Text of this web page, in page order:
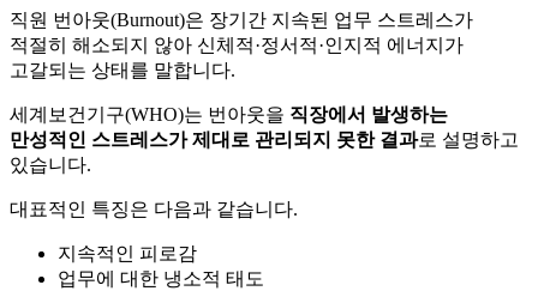
직원 번아웃(Burnout)은 장기간 지속된 업무 스트레스가
적절히 해소되지 않아 신체적·정서적·인지적 에너지가
고갈되는 상태를 말합니다.
세계보건기구(WHO)는 번아웃을 직장에서 발생하는
만성적인 스트레스가 제대로 관리되지 못한 결과로 설명하고
있습니다.
대표적인 특징은 다음과 같습니다.
지속적인 피로감
업무에 대한 냉소적 태도